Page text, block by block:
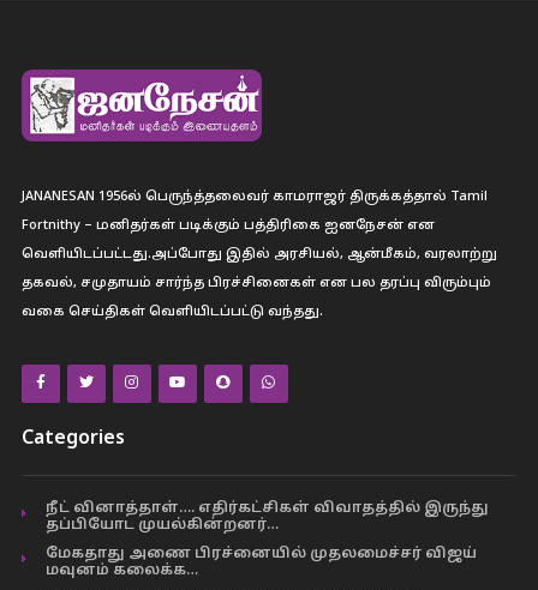
JANANESAN 1956ல் பெருந்த்தலைவர் காமராஜர் திருக்கத்தால் Tamil
Fortnithy – மனிதர்கள் படிக்கும் பத்திரிகை ஐனநேசன் என
வெளியிடப்பட்டது.அப்போது இதில் அரசியல், ஆன்மீகம், வரலாற்று
தகவல், சமுதாயம் சார்ந்த பிரச்சினைகள் என பல தரப்பு விரும்பும்
வகை செய்திகள் வெளியிடப்பட்டு வந்தது.
Categories
நீட் வினாத்தாள்…. எதிர்கட்சிகள் விவாதத்தில் இருந்து
தப்பியோட முயல்கின்றனர்…
மேகதாது அணை பிரச்னையில் முதலமைச்சர் விஜய்
மவுனம் கலைக்க…